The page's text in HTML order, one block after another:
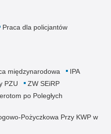
Praca dla policjantów
międzynarodowa
IPA
PZU
ZW SEiRP
po Poległych
Pożyczkowa Przy KWP w